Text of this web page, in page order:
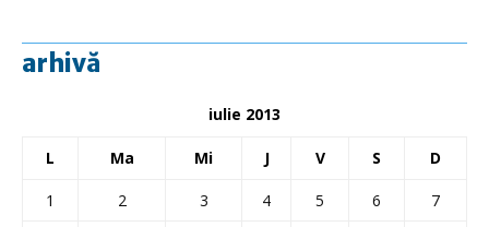
arhivă
iulie 2013
L Ma Mi J V S D
1 2 3 4 5 6
7